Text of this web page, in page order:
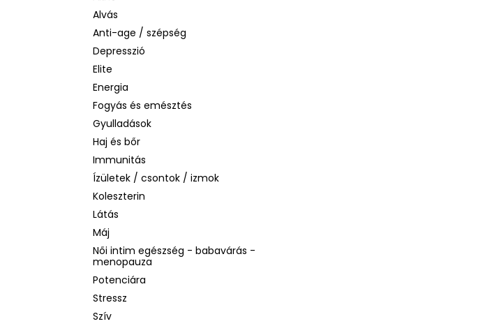
Alvás
Anti-age / szépség
Depresszió
Elite
Energia
Fogyás és emésztés
Gyulladások
Haj és bőr
Immunitás
Ízületek / csontok / izmok
Koleszterin
Látás
Máj
Női intim egészség - babavárás -
menopauza
Potenciára
Stressz
Szív
BIODERMA PHOTODERM AQUAFLUID
INVISIBLE SPF 50+ – LÁTHATATLAN
ARCVÉDŐ KRÉM, 40 ML
2 480 Ft
Korábbi: 6 870 Ft